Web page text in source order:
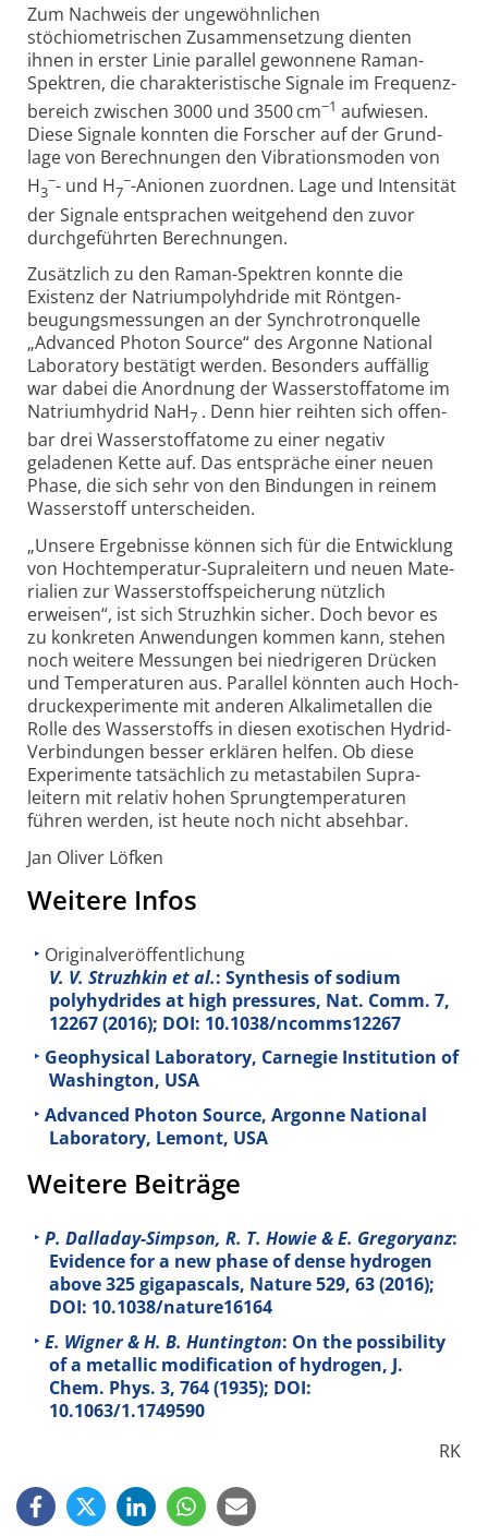
Zum Nachweis der ungewöhnlichen
stöchiometrischen Zusammen­setzung dienten
ihnen in erster Linie parallel gewon­nene Raman-
Spektren, die charak­teris­tische Signale im Frequenz­
bereich zwischen 3000 und 3500 cm−1 auf­wiesen.
Diese Signale konnten die Forscher auf der Grund­
lage von Berech­nungen den Vibra­tions­moden von
H3
−- und H7
−-Anionen zu­ordnen. Lage und Inten­sität
der Signale ent­sprachen weit­gehend den zuvor
durch­ge­führten Berech­nungen.
Zusätzlich zu den Raman-Spektren konnte die
Existenz der Natrium­poly­hdride mit Röntgen­
beugungs­messungen an der Synchro­tron­quelle
„Advanced Photon Source“ des Argonne National
Labo­ra­tory bestätigt werden. Besonders auf­fällig
war dabei die Anord­nung der Wasser­stoff­atome im
Natrium­hydrid NaH7 . Denn hier reihten sich offen­
bar drei Wasser­stoff­atome zu einer negativ
geladenen Kette auf. Das ent­spräche einer neuen
Phase, die sich sehr von den Bindungen in reinem
Wasser­stoff unter­scheiden.
„Unsere Ergebnisse können sich für die Entwicklung
von Hoch­tempe­ratur-Supra­leitern und neuen Mate­
ri­alien zur Wasser­stoff­speicherung nütz­lich
erweisen“, ist sich Struzhkin sicher. Doch bevor es
zu konkreten Anwen­dungen kommen kann, stehen
noch weitere Messungen bei niedri­geren Drücken
und Tempe­ra­turen aus. Parallel könnten auch Hoch­
druck­experi­mente mit anderen Alkali­metallen die
Rolle des Wasser­stoffs in diesen exo­tischen Hydrid-
Verbin­dungen besser erklären helfen. Ob diese
Experi­mente tat­säch­lich zu meta­stabilen Supra­
leitern mit relativ hohen Sprung­tempe­ra­turen
führen werden, ist heute noch nicht ab­seh­bar.
Jan Oliver Löfken
Weitere Infos
Originalveröffentlichung
V. V. Struzhkin et al.: Synthesis of sodium
polyhydrides at high pressures, Nat. Comm. 7,
12267 (2016); DOI: 10.1038/ncomms12267
Geophysical Laboratory, Carnegie Institution of
Washington, USA
Advanced Photon Source, Argonne National
Laboratory, Lemont, USA
Weitere Beiträge
P. Dalladay-Simpson, R. T. Howie & E. Gregoryanz:
Evidence for a new phase of dense hydrogen
above 325 gigapascals, Nature529, 63 (2016);
DOI: 10.1038/nature16164
E. Wigner & H. B. Huntington: On the possibility
of a metallic modification of hydrogen, J.
Chem. Phys. 3, 764 (1935); DOI:
10.1063/1.1749590
RK